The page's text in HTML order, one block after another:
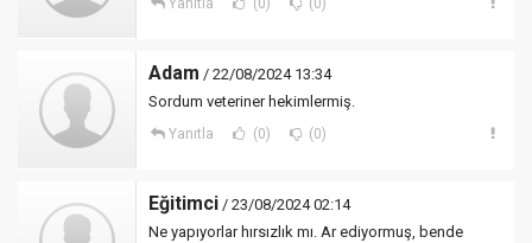
Yanıtla (0) (0)
Adam / 22/08/2024 13:34
Sordum veteriner hekimlermiş.
Yanıtla (0) (0)
Eğitimci / 23/08/2024 02:14
Ne yapıyorlar hırsızlık mı. Ar ediyormuş, bende